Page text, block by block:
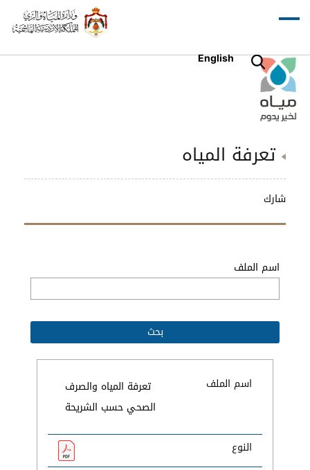
English
تعرفة المياه
شارك
اسم الملف
اسم الملف
تعرفة المياه والصرف
الصحي حسب الشريحة
النوع